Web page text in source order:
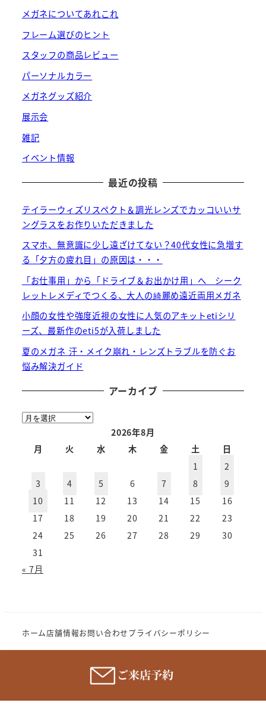
メガネについてあれこれ
フレーム選びのヒント
スタッフの商品レビュー
パーソナルカラー
メガネグッズ紹介
展示会
雑記
イベント情報
最近の投稿
テイラーウィズリスペクト＆調光レンズでカッコいいサ
ングラスをお作りいただきました
スマホ、無意識に少し遠ざけてない？40代女性に急増す
る「夕方の疲れ目」の原因は・・・
「お仕事用」から「ドライブ＆お出かけ用」へ シーク
レットレメディでつくる、大人の綺麗め遠近両用メガネ
小顔の女性や強度近視の女性に人気のアキットetiシリ
ーズ、最新作のeti5が入荷しました
夏のメガネ 汗・メイク崩れ・レンズトラブルを防ぐお
悩み解決ガイド
アーカイブ
ア
2026年8月
月
火 水 木 金 土
日
1
2
3
4 5 6 7 8
9
10
11 12 13 14 15
16
17
18 19 20 21 22
23
24
25 26 27 28 29
30
31
« 7月
ホーム店舗情報お問い合わせプライバシーポリシー
Copyright (c) 2023 MeganenoImahori.All rights